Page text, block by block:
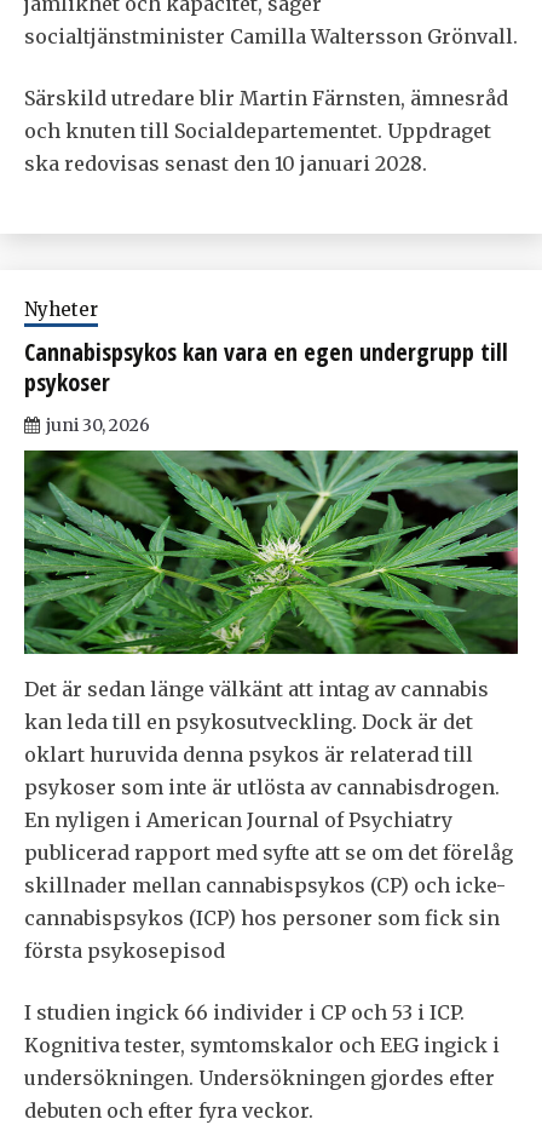
socialtjänstminister Camilla Waltersson Grönvall.
Särskild utredare blir Martin Färnsten, ämnesråd
och knuten till Socialdepartementet. Uppdraget
ska redovisas senast den 10 januari 2028.
Nyheter
Cannabispsykos kan vara en egen undergrupp till
psykoser
juni 30, 2026
Det är sedan länge välkänt att intag av cannabis
kan leda till en psykosutveckling. Dock är det
oklart huruvida denna psykos är relaterad till
psykoser som inte är utlösta av cannabisdrogen.
En nyligen i American Journal of Psychiatry
publicerad rapport med syfte att se om det förelåg
skillnader mellan cannabispsykos (CP) och icke-
cannabispsykos (ICP) hos personer som fick sin
första psykosepisod
I studien ingick 66 individer i CP och 53 i ICP.
Kognitiva tester, symtomskalor och EEG ingick i
undersökningen. Undersökningen gjordes efter
debuten och efter fyra veckor.